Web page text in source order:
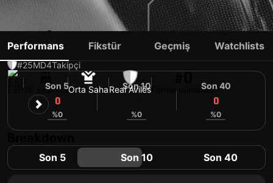
CRIS MONTES
#25MD4Takipçi
28 yaşındaOrta SahaReal Avilés Forma numarası
Performans Fikstür Geçmiş Watchlists
Son 5
0
%0
Son 10
%0
Son 40
0
%0
Son 5 Son 10 Son 40